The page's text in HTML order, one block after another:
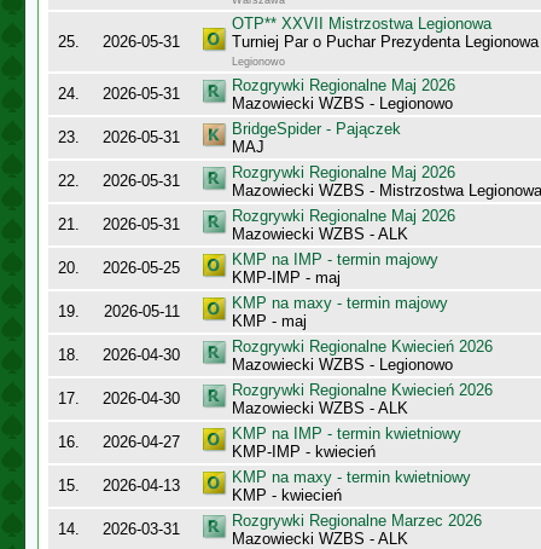
25. 2026-05-31
OTP** XXVII Mistrzostwa Legionowa
Turniej Par o Puchar Prezydenta
Legionowo
24. 2026-05-31
Rozgrywki Regionalne Maj 2026
Mazowiecki WZBS - Legionowo
23.
2026-05-31
BridgeSpider - Pajączek
MAJ
22.
2026-05-31
Rozgrywki Regionalne Maj 2026
Mazowiecki WZBS - Mistrzostwa Legionowa
21.
2026-05-31
Rozgrywki Regionalne Maj 2026
Mazowiecki WZBS - ALK
20.
2026-05-25
KMP na IMP - termin majowy
KMP-IMP - maj
19.
2026-05-11
KMP na maxy - termin majowy
KMP - maj
18.
2026-04-30
Rozgrywki Regionalne Kwiecień 2026
Mazowiecki WZBS - Legionowo
17.
2026-04-30
Rozgrywki Regionalne Kwiecień 2026
Mazowiecki WZBS - ALK
16.
2026-04-27
KMP na IMP - termin kwietniowy
KMP-IMP - kwiecień
15.
2026-04-13
KMP na maxy - termin kwietniowy
KMP - kwiecień
14.
2026-03-31
Rozgrywki Regionalne Marzec 2026
Mazowiecki WZBS - ALK